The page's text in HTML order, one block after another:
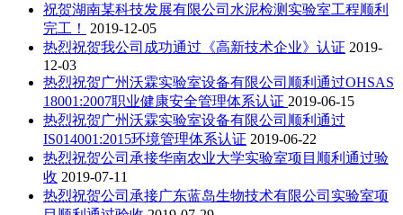
祝贺湖南某科技发展有限公司水泥检测实验室工程顺利
完工！
2019-12-05
热烈祝贺我公司成功通过《高新技术企业》认证 2019-
12-03
热烈祝贺广州沃霖实验室设备有限公司顺利通过OHSAS
18001:2007职业健康安全管理体系认证 2019-06-15
热烈祝贺广州沃霖实验室设备有限公司顺利通过
IS014001:2015环境管理体系认证 2019-06-22
热烈祝贺公司承接华南农业大学实验室项目顺利通过验
收 2019-07-11
热烈祝贺公司承接广东蓝岛生物技术有限公司实验室项